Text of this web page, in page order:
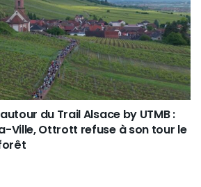
du Trail Alsace by UTMB :
Ville, Ottrott refuse à son tour le